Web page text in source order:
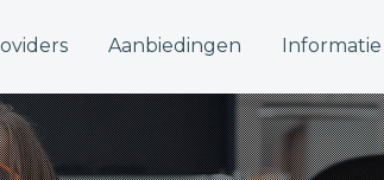
Aanbiedingen Informatie